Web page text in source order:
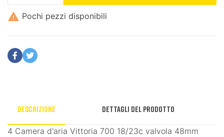
 Pochi pezzi disponibili
Descrizione Dettagli del prodotto
4 Camera d'aria Vittoria 700 18/23c valvola 48mm